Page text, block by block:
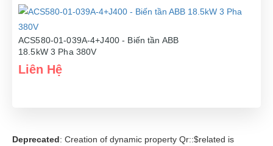
ACS580-01-039A-4+J400 - Biến tần ABB
18.5kW 3 Pha 380V
Liên Hệ
Deprecated: Creation of dynamic property Qr::$related is